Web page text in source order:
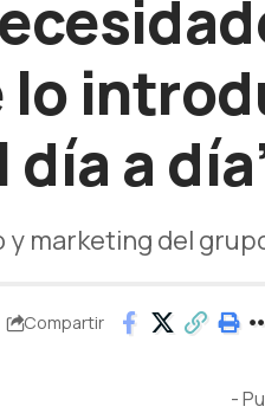
lo
a
marketing del
Compartir
-